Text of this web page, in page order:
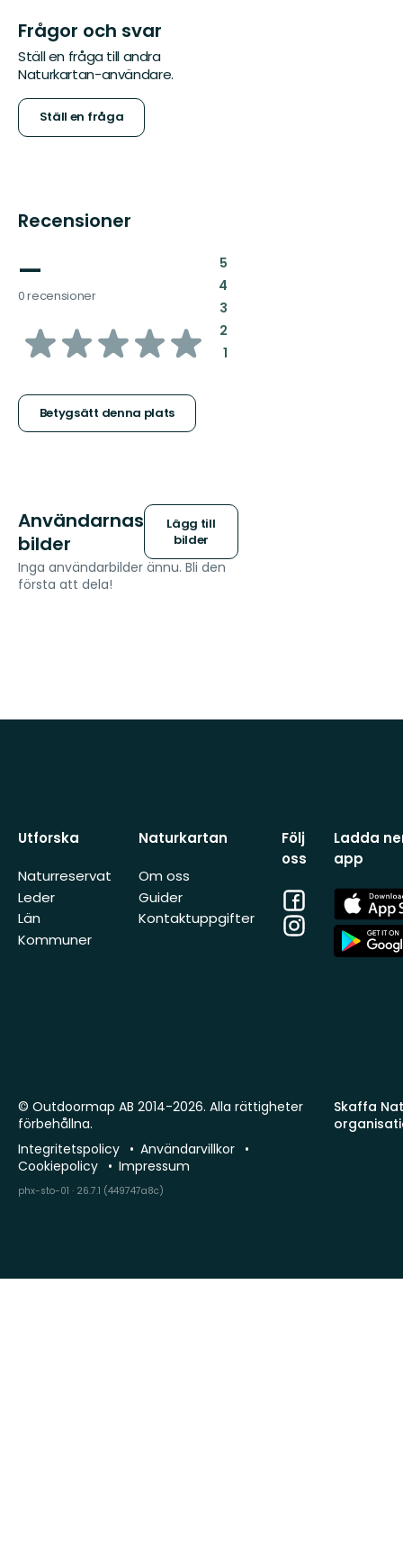
Frågor och svar
Ställ en fråga till andra
Naturkartan-användare.
Ställ en fråga
Recensioner
—
0 recensioner
av
stjärnor
Betygsätt denna plats
5:
4:
3:
2:
1:
Användarnas
bilder
Lägg till
bilder
Inga användarbilder ännu. Bli den
första att dela!
Utforska
Naturreservat
Leder
Län
Kommuner
Naturkartan
Om oss
Guider
Kontaktuppgifter
Följ
oss
Facebook
Instagram
Ladda
app
App
Store
App
Store
Skaffa
© Outdoormap AB 2014-2026. Alla rättigheter
förbehållna.
Integritetspolicy
Användarvillkor
Cookiepolicy
Impressum
phx-sto-01 · 26.7.1 (449747a8c)